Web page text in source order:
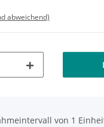
abweichend)
von 1